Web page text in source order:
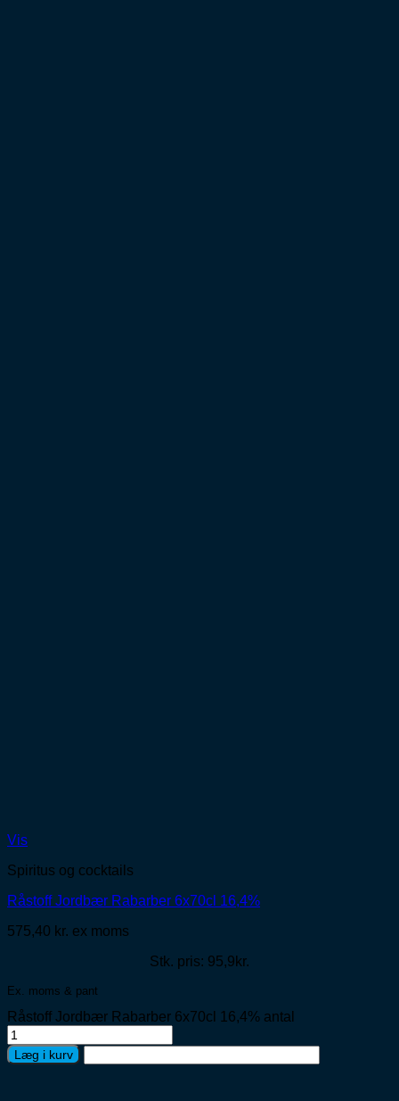
Vis
Spiritus og cocktails
Råstoff Jordbær Rabarber 6x70cl 16,4%
575,40 kr. ex moms
Stk. pris: 95,9kr.
Ex. moms & pant
Råstoff Jordbær Rabarber 6x70cl 16,4% antal
Læg i kurv